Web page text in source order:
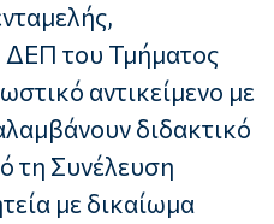
ΔΕΠ του Τμήματος
αντικείμενο με
διδακτικό
τη Συνέλευση
με δικαίωμα